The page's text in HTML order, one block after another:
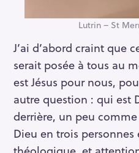
Lutrin – St
J’ai d’abord craint que
serait posée à tous au
est Jésus pour nous,
autre question : qui est
derrière, un peu
Dieu en trois